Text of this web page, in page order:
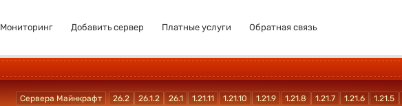
Мониторинг Добавить сервер Платные услуги Обратная связь
Сервера Майнкрафт 26.2 26.1.2 26.1 1.21.11 1.21.10 1.21.9 1.21.8 1.21.7 1.21.6 1.21.5